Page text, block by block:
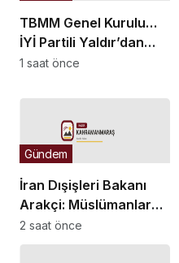
TBMM Genel Kurulu…
İYİ Partili Yaldır’dan
“Islah olmayan failler
inşa edelim” önerisi
1 saat önce
İran Dışişleri Bakanı
Arakçi: Müslümanlar
birlikte durduğunda
her türlü tehditle
Gündem
2 saat önce